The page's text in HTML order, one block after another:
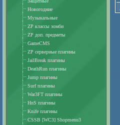
Новогодние
Музыкальные
ZP классы зомби
ZP доп. предметы
GameCMS
ZP серверные плагины
JailBreak плагины
DeathRun плагины
Jump плагины
Surf плагины
War3FT плагины
HnS плагины
Knife плагины
CSSB [WC3] Shopmenu3